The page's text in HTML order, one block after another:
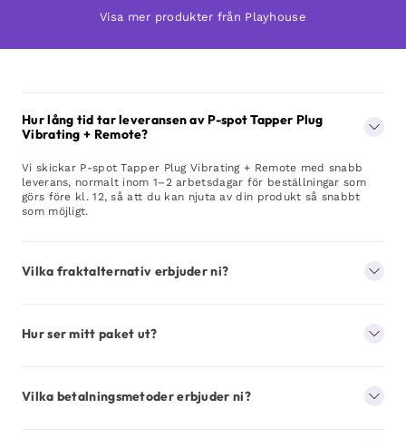
Visa mer produkter från Playhouse
Hur lång tid tar leveransen av P-spot Tapper Plug
Vibrating + Remote?
Vi skickar P-spot Tapper Plug Vibrating + Remote med snabb
leverans, normalt inom 1–2 arbetsdagar för beställningar som
görs före kl. 12, så att du kan njuta av din produkt så snabbt
som möjligt.
Vilka fraktalternativ erbjuder ni?
Hur ser mitt paket ut?
Vilka betalningsmetoder erbjuder ni?